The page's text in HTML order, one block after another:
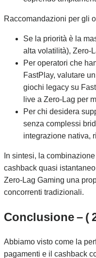
Raccomandazioni per gli
Se la priorità è la
alta volatilità),
Per operatori che
FastPlay, valutare
giochi legacy su
live a Zero‑Lag per
Per chi desidera
senza complessi
integrazione nativa,
In sintesi, la
cashback quasi
Zero‑Lag Gaming una
concorrenti tradizionali.
Conclusione – (
Abbiamo visto come la
pagamenti e il cashback